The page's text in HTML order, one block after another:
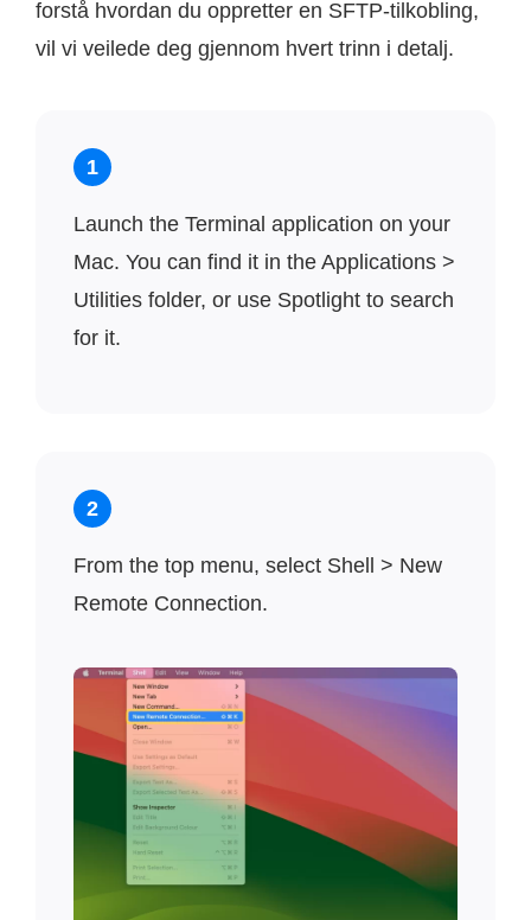
forstå hvordan du oppretter en SFTP-tilkobling,
vil vi veilede deg gjennom hvert trinn i detalj.
1
Launch the Terminal application on your
Mac. You can find it in the Applications >
Utilities folder, or use Spotlight to search
for it.
2
From the top menu, select Shell > New
Remote Connection.